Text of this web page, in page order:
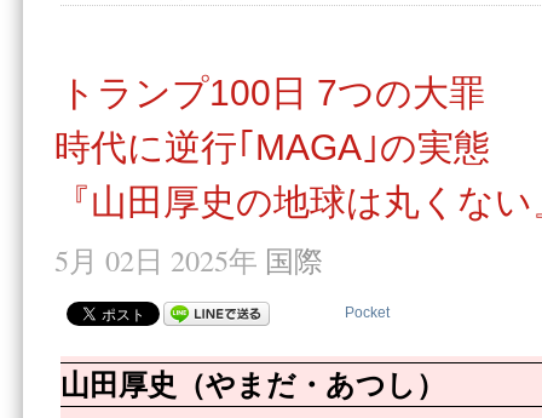
トランプ100日 7つの大罪
時代に逆行｢MAGA｣の実態
『山田厚史の地球は丸くな
5月 02日 2025年 国際
Pocket
山田厚史（やまだ・あつし）